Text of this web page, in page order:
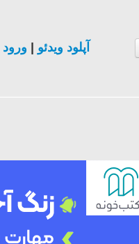
آپلود ویدئو ورود